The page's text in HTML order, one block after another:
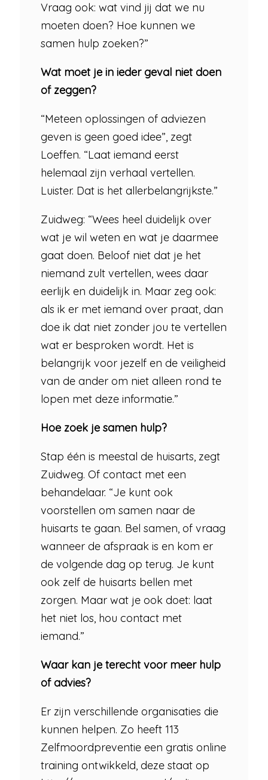
Vraag ook: wat vind jij dat we nu
moeten doen? Hoe kunnen we
samen hulp zoeken?”
Wat moet je in ieder geval niet doen
of zeggen?
“Meteen oplossingen of adviezen
geven is geen goed idee”, zegt
Loeffen. “Laat iemand eerst
helemaal zijn verhaal vertellen.
Luister. Dat is het allerbelangrijkste.”
Zuidweg: “Wees heel duidelijk over
wat je wil weten en wat je daarmee
gaat doen. Beloof niet dat je het
niemand zult vertellen, wees daar
eerlijk en duidelijk in. Maar zeg ook:
als ik er met iemand over praat, dan
doe ik dat niet zonder jou te vertellen
wat er besproken wordt. Het is
belangrijk voor jezelf en de veiligheid
van de ander om niet alleen rond te
lopen met deze informatie.”
Hoe zoek je samen hulp?
Stap één is meestal de huisarts, zegt
Zuidweg. Of contact met een
behandelaar. “Je kunt ook
voorstellen om samen naar de
huisarts te gaan. Bel samen, of vraag
wanneer de afspraak is en kom er
de volgende dag op terug. Je kunt
ook zelf de huisarts bellen met
zorgen. Maar wat je ook doet: laat
het niet los, hou contact met
iemand.”
Waar kan je terecht voor meer hulp
of advies?
Er zijn verschillende organisaties die
kunnen helpen. Zo heeft 113
Zelfmoordpreventie een gratis online
training ontwikkeld, deze staat op